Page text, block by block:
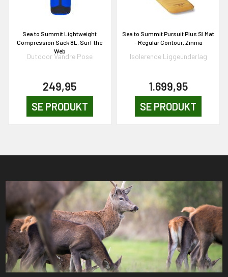
Sea to Summit Lightweight
Compression Sack 8L, Surf the
Web
Outdoor Vandre Pose
249,95
SE PRODUKT
Sea to Summit Pursuit Plus SI Mat
- Regular Contour, Zinnia
Isolerende Liggeunderlag
1.699,95
SE PRODUKT